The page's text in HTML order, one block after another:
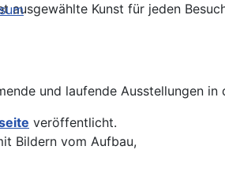
ausgewählte Kunst für jeden
und laufende Ausstellungen
veröffentlicht.
Bildern vom Aufbau,